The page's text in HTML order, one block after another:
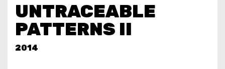
UNTRACEABLE
PATTERNS II
2014